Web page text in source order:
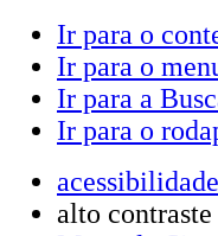
Ir para o
Ir para o
Ir para a
Ir para o
acessibilidade
alto contraste